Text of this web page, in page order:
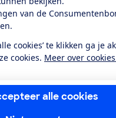
van de
cookies’ te klikken ga je
cookies. Meer over
alle cookies
Toegankelijkheid
feed nieuws
Facebook
TwitterInstagram
Youtube
de Consumentenbond